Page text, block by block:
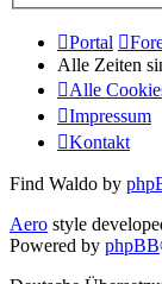
Portal
Alle Zeiten
Alle
Impressum
Kontakt
Find Waldo by
Aero style
Powered by phpBB